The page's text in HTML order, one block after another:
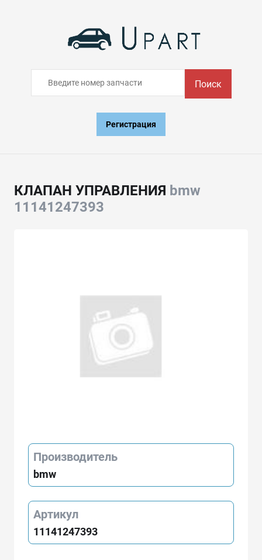
Поиск
Регистрация
КЛАПАН УПРАВЛЕНИЯ bmw
11141247393
Производитель
bmw
Артикул
11141247393